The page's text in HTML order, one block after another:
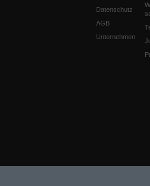
Datenschutz
AGB
Unternehmen